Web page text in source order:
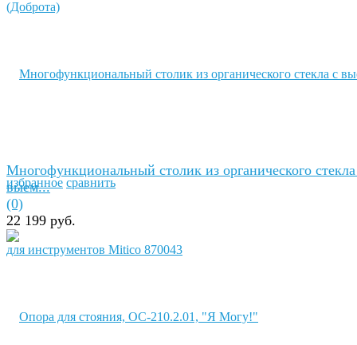
избранное сравнить
Многофункциональный столик из органического
выем...
(0)
22 199 руб.